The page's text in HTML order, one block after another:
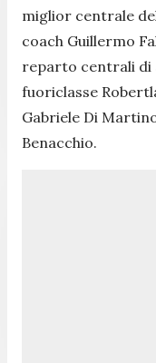
miglior centrale
coach Guillermo
reparto centrali di
fuoriclasse
Gabriele Di
Benacchio.